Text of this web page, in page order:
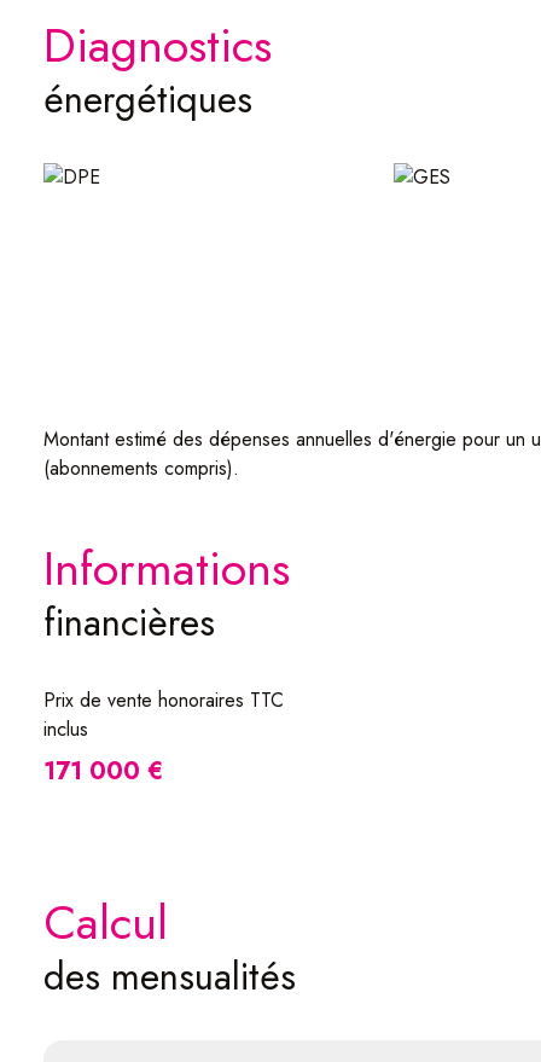
diagnostics
énergétiques
Montant estimé des dépenses annuelles d'énergie pour
(abonnements compris).
informations
financières
Prix de vente honoraires TTC
inclus
171 000 €
calcul
des mensualités